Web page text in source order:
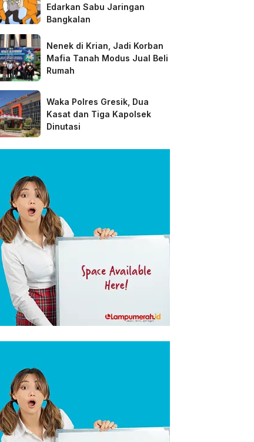
Edarkan Sabu Jaringan
Bangkalan
Nenek di Krian, Jadi Korban
Mafia Tanah Modus Jual Beli
Rumah
Waka Polres Gresik, Dua
Kasat dan Tiga Kapolsek
Dinutasi